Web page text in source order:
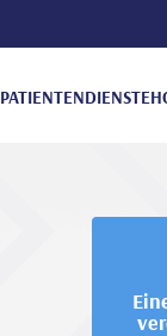
PATIENTENDIENSTE